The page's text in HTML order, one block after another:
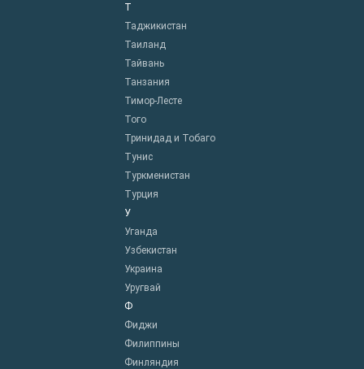
Т
Таджикистан
Таиланд
Тайвань
Танзания
Тимор-Лесте
Того
Тринидад и Тобаго
Тунис
Туркменистан
Турция
У
Уганда
Узбекистан
Украина
Уругвай
Ф
Фиджи
Филиппины
Финляндия